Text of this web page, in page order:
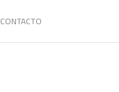
CONTACTO